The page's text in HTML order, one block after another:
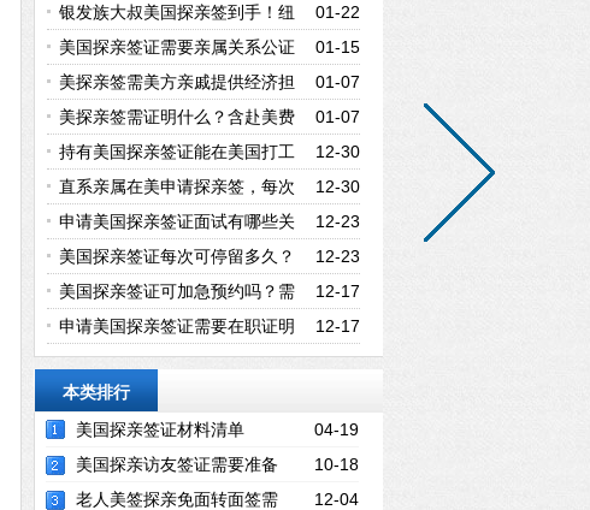
01-22
银发族大叔美国探亲签到手！纽
约探望做博士后的儿子 01-15
美国探亲签证需要亲属关系公证
吗？哪些关系要证明？ 01-07
美探亲签需美方亲戚提供经济担
保及哪些证明材料？ 01-07
美探亲签需证明什么？含赴美费
用支付能力及回国意愿吗？ 12-30
持有美国探亲签证能在美国打工
吗？违规后果严重吗？ 12-30
直系亲属在美申请探亲签，每次
可在美国停留多长时间？ 12-23
申请美国探亲签证面试有哪些关
键技巧？怎样证明回国意愿？ 12-23
美国探亲签证每次可停留多久？
入境海关如何决定停留时长？ 12-17
美国探亲签证可加急预约吗？需
满足哪些紧急事由条件？ 12-17
申请美国探亲签证需要在职证明
吗？有哪些具体要求？
本类排行
04-19
美国探亲签证材料清单
10-18
美国探亲访友签证需要准备
哪些材料？ 12-04
老人美签探亲免面转面签需